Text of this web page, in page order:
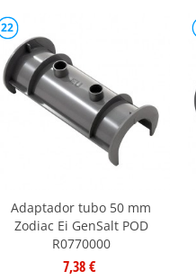
22
Adaptador tubo 50 mm
Zodiac Ei GenSalt POD
R0770000
7,38 €